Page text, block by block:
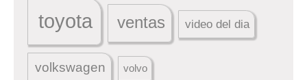
toyota ventas video del dia
volkswagen volvo